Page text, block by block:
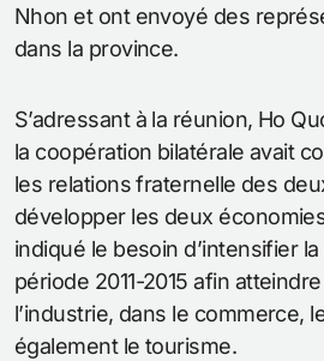
Nhon et ont envoyé des
dans la province.
S’adressant à la réunion, Ho
la coopération bilatérale avait
les relations fraternelle des
développer les deux
indiqué le besoin d’intensifier
période 2011-2015 afin
l’industrie, dans le commerce,
également le tourisme.